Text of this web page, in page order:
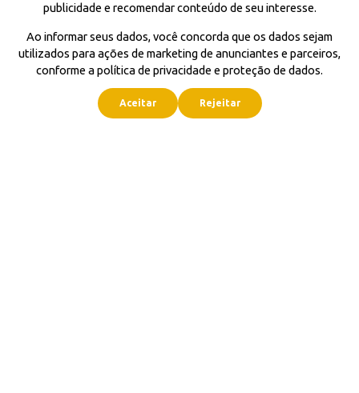
publicidade e recomendar conteúdo de seu interesse.
Ao informar seus dados, você concorda que os dados sejam
utilizados para ações de marketing de anunciantes e parceiros,
conforme a política de privacidade e proteção de dados.
Aceitar Rejeitar